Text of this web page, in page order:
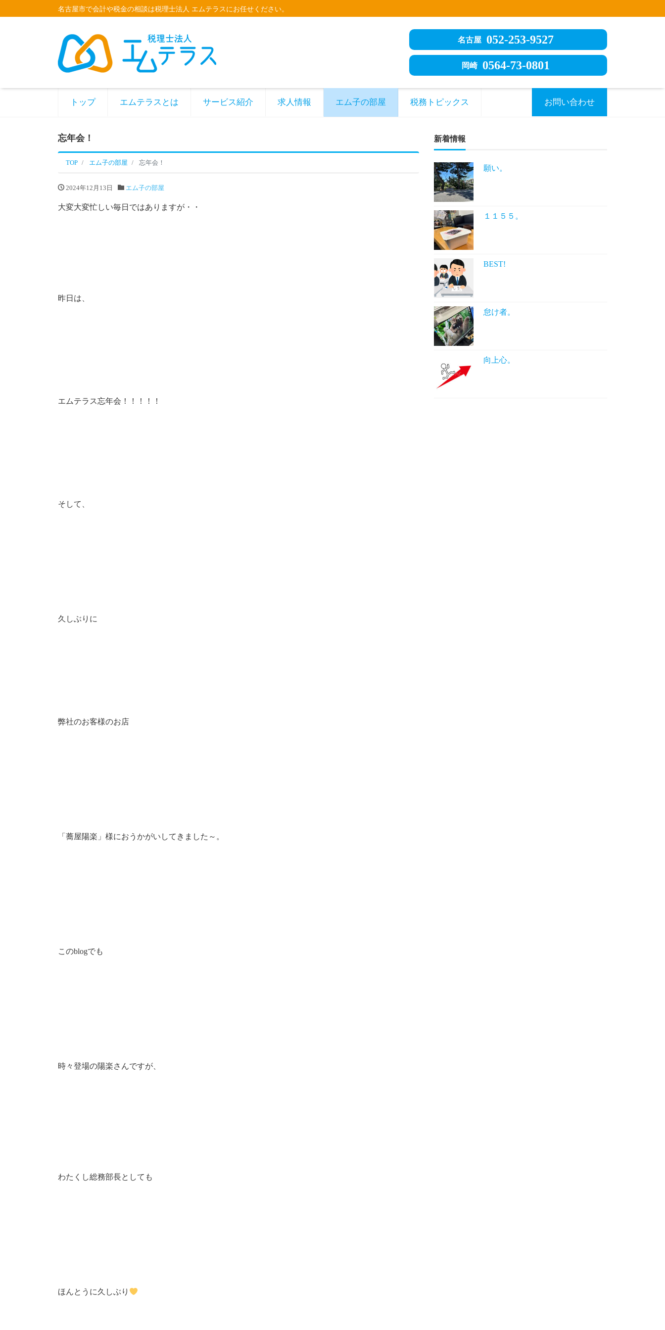
名古屋市で会計や税金の相談は税理士法人 エムテラスにお任せください。
名古屋 052-253-9527
岡崎 0564-73-0801
トップ エムテラスとは サービス紹介 求人情報 エム子の部屋 税務トピックス お問い合わせ
忘年会！
TOP エム子の部屋 忘年会！
2024年12月13日 エム子の部屋
大変大変忙しい毎日ではありますが・・
昨日は、
エムテラス忘年会！！！！！
そして、
久しぶりに
弊社のお客様のお店
「蕎屋陽楽」様におうかがいしてきました～。
このblogでも
時々登場の陽楽さんですが、
わたくし総務部長としても
ほんとうに久しぶり
新着情報
願い。
１１５５。
BEST!
怠け者。
向上心。